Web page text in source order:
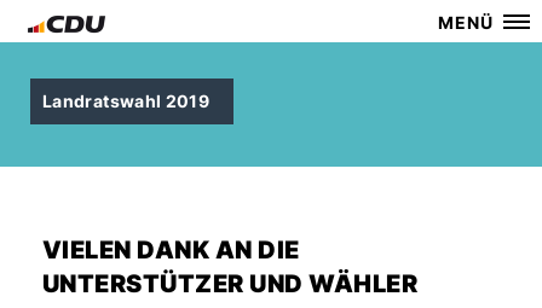
MENÜ
Landratswahl 2019
VIELEN DANK AN DIE
UNTERSTÜTZER UND WÄHLER